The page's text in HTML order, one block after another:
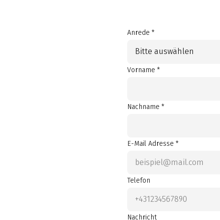
Anrede *
Bitte auswählen
Vorname *
Nachname *
E-Mail Adresse *
Telefon
Nachricht